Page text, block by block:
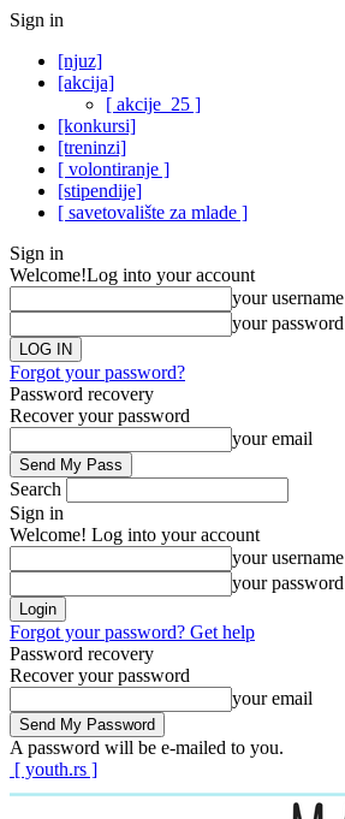
Sign in
[njuz]
[akcija]
[ akcije_25 ]
[konkursi]
[treninzi]
[ volontiranje ]
[stipendije]
[ savetovalište za mlade ]
Sign in
Welcome!Log into your account
your username
your password
Forgot your password?
Password recovery
Recover your password
your email
Search
Sign in
Welcome! Log into your account
your username
your password
Forgot your password? Get help
Password recovery
Recover your password
your email
A password will be e-mailed to you.
[ youth.rs ]